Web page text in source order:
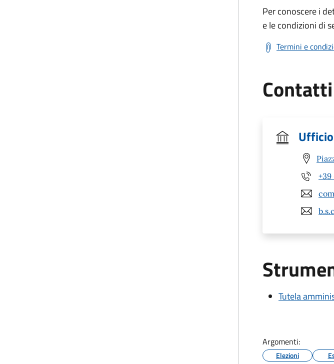
Per conoscere i
e le condizioni di
Termini e
Contatti
+39
Tutela
Argomenti:
Elezioni